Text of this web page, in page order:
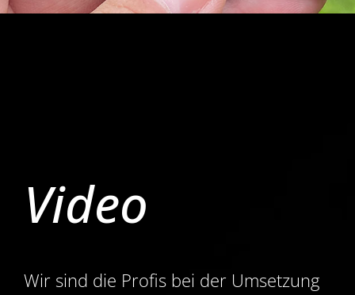
Video
Wir sind die Profis bei der Umsetzung